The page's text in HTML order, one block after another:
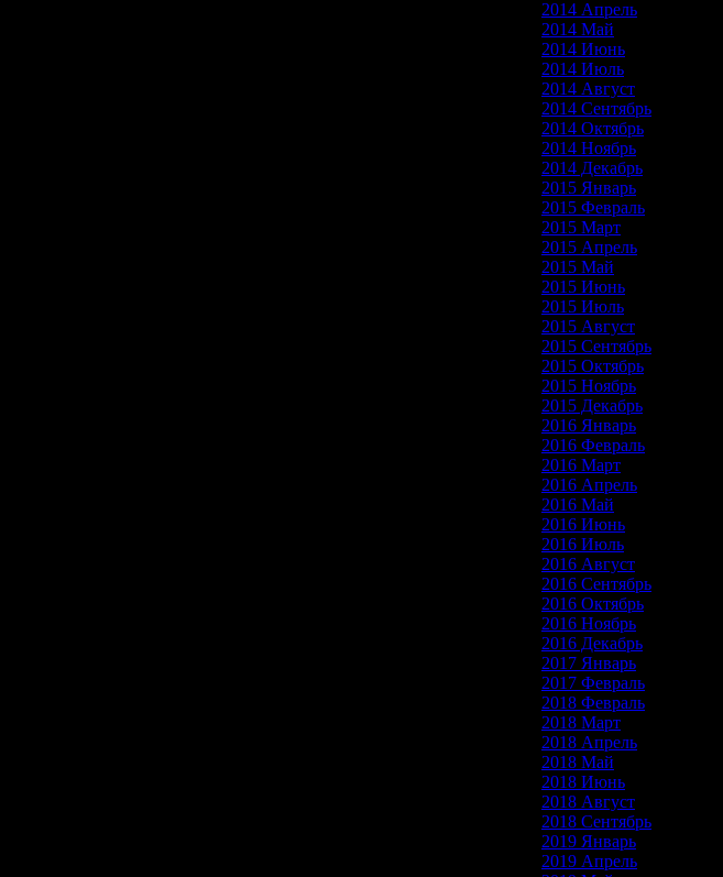
2014 Апрель
2014 Май
2014 Июнь
2014 Июль
2014 Август
2014 Сентябрь
2014 Октябрь
2014 Ноябрь
2014 Декабрь
2015 Январь
2015 Февраль
2015 Март
2015 Апрель
2015 Май
2015 Июнь
2015 Июль
2015 Август
2015 Сентябрь
2015 Октябрь
2015 Ноябрь
2015 Декабрь
2016 Январь
2016 Февраль
2016 Март
2016 Апрель
2016 Май
2016 Июнь
2016 Июль
2016 Август
2016 Сентябрь
2016 Октябрь
2016 Ноябрь
2016 Декабрь
2017 Январь
2017 Февраль
2018 Февраль
2018 Март
2018 Апрель
2018 Май
2018 Июнь
2018 Август
2018 Сентябрь
2019 Январь
2019 Апрель